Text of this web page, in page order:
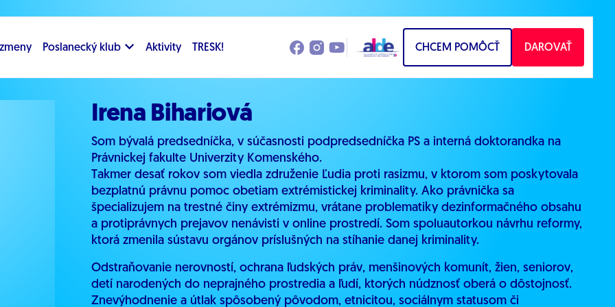
Poslanecký klub Aktivity TRESK! CHCEM POMÔCŤ DAROVAŤ
Irena Bihariová
Som bývalá predsedníčka, v súčasnosti podpredsedníčka PS a interná doktorandka na
Právnickej fakulte Univerzity Komenského.
Takmer desať rokov som viedla združenie Ľudia proti rasizmu, v ktorom som poskytovala
bezplatnú právnu pomoc obetiam extrémistickej kriminality. Ako právnička sa
špecializujem na trestné činy extrémizmu, vrátane problematiky dezinformačného obsahu
a protiprávnych prejavov nenávisti v online prostredí. Som spoluautorkou návrhu reformy,
ktorá zmenila sústavu orgánov príslušných na stíhanie danej kriminality.
Odstraňovanie nerovností, ochrana ľudských práv, menšinových komunít, žien, seniorov,
detí narodených do neprajného prostredia a ľudí, ktorých núdznosť oberá o dôstojnosť.
Znevýhodnenie a útlak spôsobený pôvodom, etnicitou, sociálnym statusom či